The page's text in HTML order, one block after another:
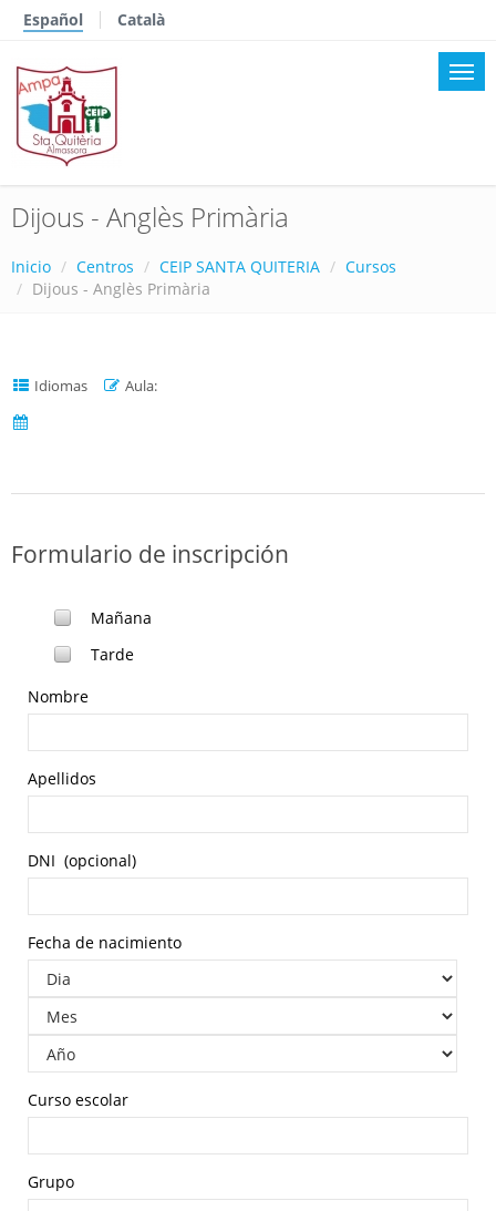
Español Català
Dijous - Anglès Primària
Inicio Centros CEIP SANTA QUITERIA
Cursos
Dijous - Anglès Primària
Idiomas Aula:
Formulario de inscripción
Mañana
Tarde
Nombre
Apellidos
DNI (opcional)
Fecha de nacimiento
Curso escolar
Grupo